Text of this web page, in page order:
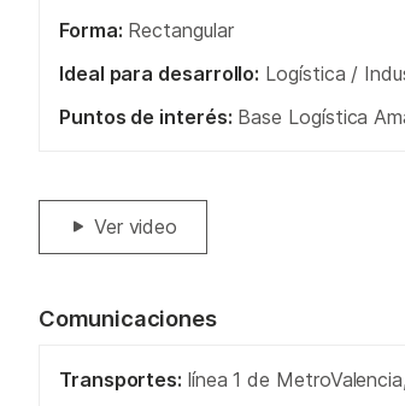
Forma: Rectangular
Ideal para desarrollo: Logística /
Puntos de interés: Base Logística
Ver video
Comunicaciones
Transportes: línea 1 de